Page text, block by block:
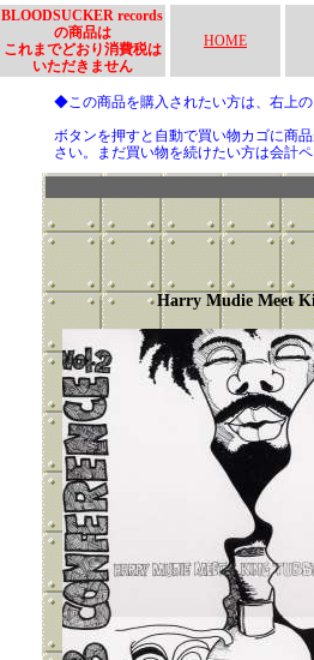
BLOODSUCKER records
の商品は
これまでどおり消費税は
いただきません
HOME
◆この商品を購入されたい方は、右上
ボタンを押すと自動で買い物カゴに商
さい。まだ買い物を続けたい方は会計
Harry Mudie Meet